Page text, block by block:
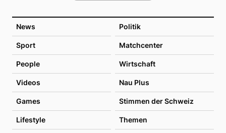
News Politik
Sport Matchcenter
People Wirtschaft
Videos Nau Plus
Games Stimmen der Schweiz
Lifestyle Themen